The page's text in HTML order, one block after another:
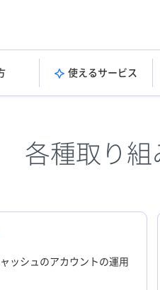
使えるサービス
各種取り組
ッシュのアカウントの運用